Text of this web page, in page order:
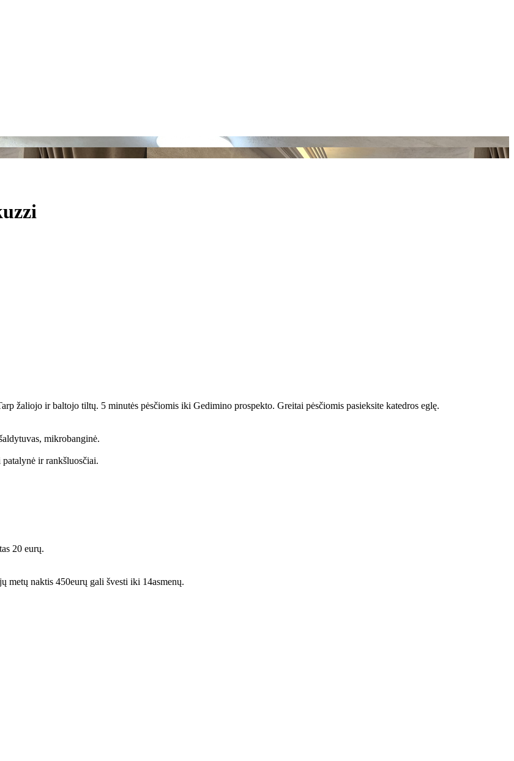
žaliojo ir baltojo tiltų. 5 minutės pėsčiomis iki Gedimino prospekto. Greitai pėsčiomis pasieksite katedros eglę.
mikrobanginė.
ir rankšluosčiai.
20 eurų.
metų naktis 450eurų gali švesti iki 14asmenų.